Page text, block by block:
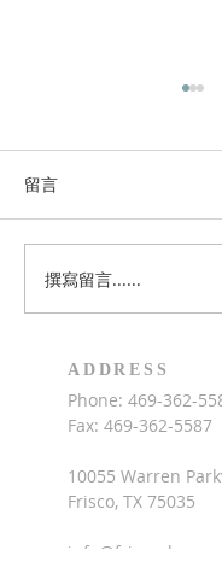
本教會今年要慶
以分享，請點擊
片，讓我一起來
典。
留言
撰寫留言......
ADDRESS
Phone: 469-362-
Fax: 469-362-5587
10055 Warren
Frisco, TX 75035
info@friscocbc.org